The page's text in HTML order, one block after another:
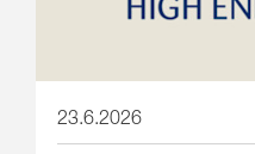
23.6.2026